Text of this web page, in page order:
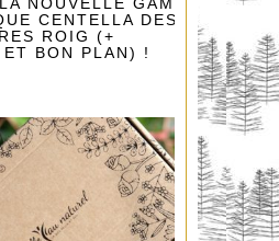
NOUVELLE GAMME
CENTELLA DES
ROIG (+
ET BON PLAN) !